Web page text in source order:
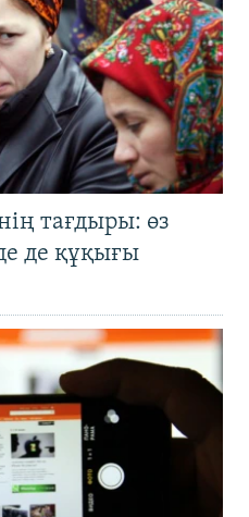
тағдыры: өз
де құқығы